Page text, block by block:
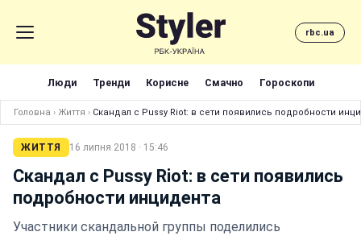
rbc.ua
Люди Тренди Корисне Смачно Гороскопи
Головна › Життя › Скандал с Pussy Riot: в сети появились подробности
ЖИТТЯ 16 липня 2018 · 15:46
Скандал с Pussy Riot: в сети появились
подробности инцидента
Участники скандальной группы поделились